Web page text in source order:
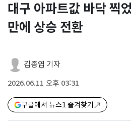
대구 아파트값 바닥 찍
만에 상승 전환
김종엽 기자
2026.06.11 오후 03:31
구글에서 뉴스1 즐겨찾기